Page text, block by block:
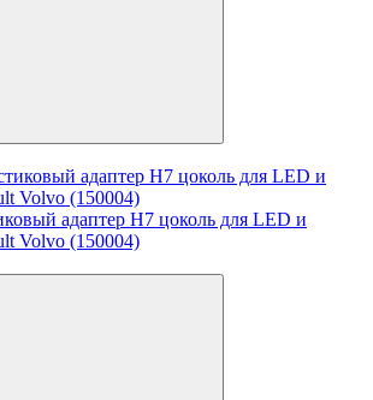
адаптер H7 цоколь для LED и
Volvo (150004)